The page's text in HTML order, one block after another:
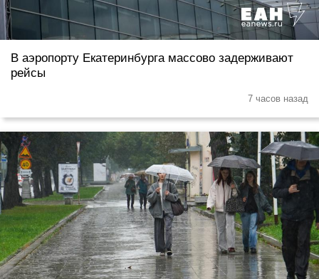
В аэропорту Екатеринбурга массово задерживают
рейсы
7 часов назад